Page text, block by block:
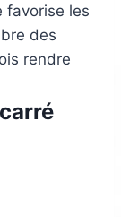
favorise les
des
rendre